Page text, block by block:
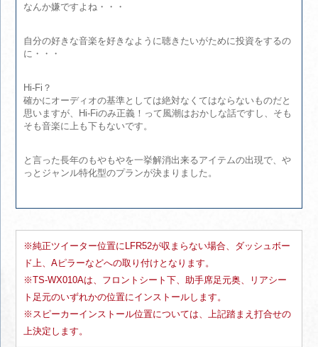
なんか嫌ですよね・・・
自分の好きな音楽を好きなように聴きたいがために投資をするの
に・・・
Hi-Fi？
確かにオーディオの基準としては絶対なくてはならないものだと
思いますが、Hi-Fiのみ正義！って風潮はおかしな話ですし、そも
そも音楽に上も下もないです。
と言った長年のもやもやを一挙解消出来るアイテムの出現で、や
っとジャンル特化型のプランが決まりました。
※純正ツイーター位置にLFR52が収まらない場合、ダッシュボー
ド上、Aピラーなどへの取り付けとなります。
※TS-WX010Aは、フロントシート下、助手席足元奥、リアシー
ト足元のいずれかの位置にインストールします。
※スピーカーインストール位置については、上記踏まえ打合せの
上決定します。